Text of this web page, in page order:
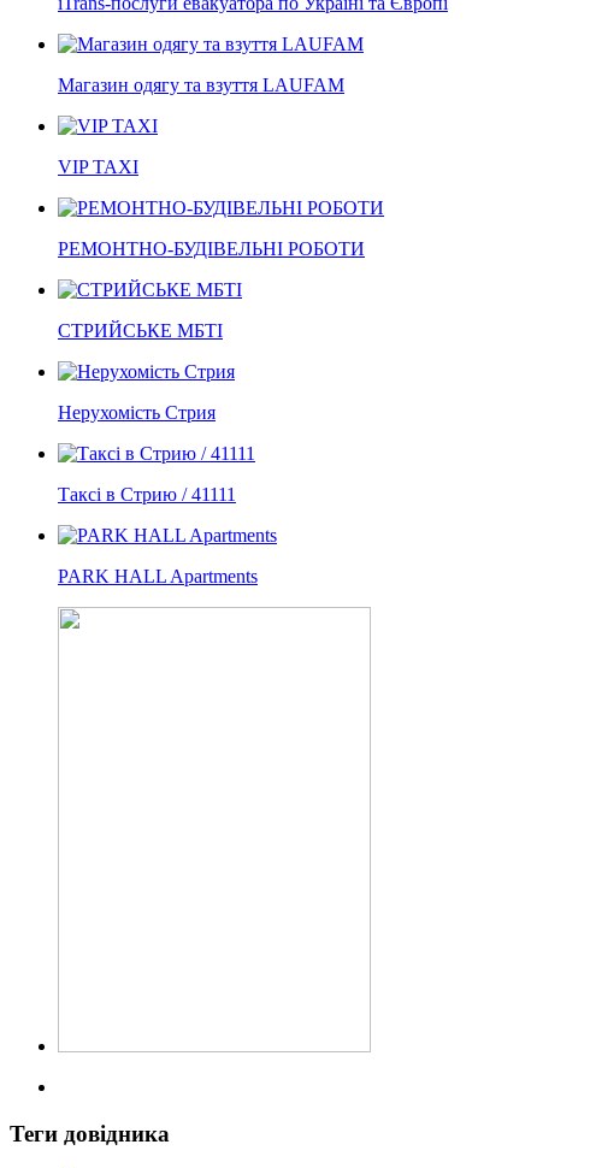
Магазин одягу та взуття LAUFAM
VIP TAXI
РЕМОНТНО-БУДІВЕЛЬНІ РОБОТИ
СТРИЙСЬКЕ МБТІ
Нерухомість Стрия
Таксі в Стрию / 41111
PARK HALL Apartments
Теги довідника